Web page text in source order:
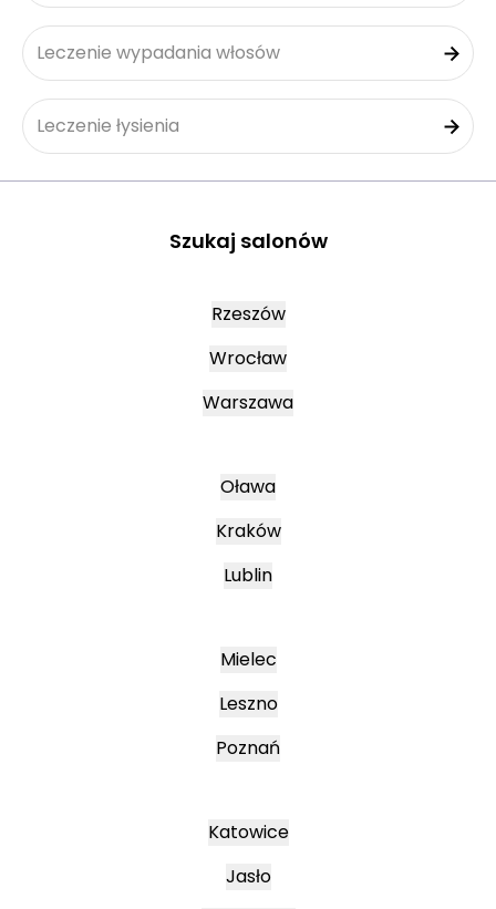
Leczenie wypadania włosów
Leczenie łysienia
Szukaj salonów
Rzeszów
Wrocław
Warszawa
Oława
Kraków
Lublin
Mielec
Leszno
Poznań
Katowice
Jasło